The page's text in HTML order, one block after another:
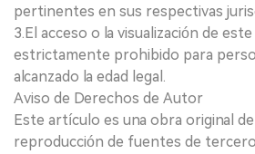
pertinentes en sus respectivas
3.El acceso o la visualización de
estrictamente prohibido para
alcanzado la edad legal.
Aviso de Derechos de Autor
Este artículo es una obra original
reproducción de fuentes de